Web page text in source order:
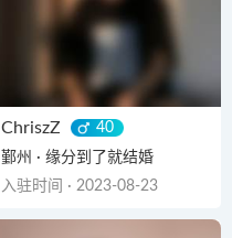
ChriszZ
40
鄞州 · 缘分到了就结婚
入驻时间 · 2023-08-23